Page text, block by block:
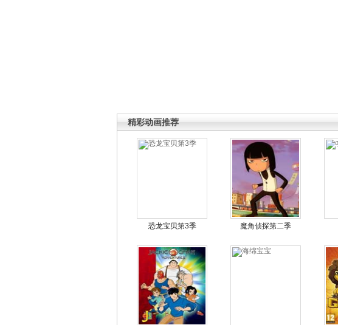
精彩动画推荐
恐龙宝贝第3季 魔角侦探第二季